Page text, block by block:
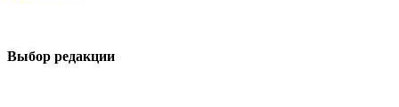
Выбор редакции